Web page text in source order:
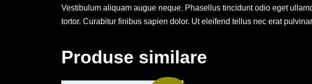
Vestibulum aliquam augue neque. Phasellus tincidunt odio eget
tortor. Curabitur finibus sapien dolor. Ut eleifend tellus nec erat
Produse similare